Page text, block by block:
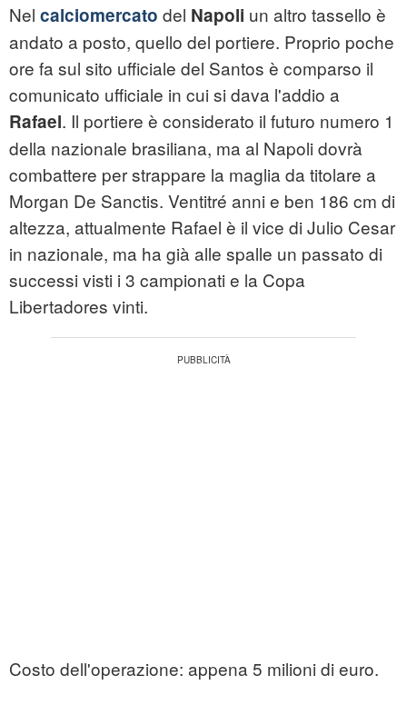
Nel calciomercato del Napoli un altro tassello è
andato a posto, quello del portiere. Proprio poche
ore fa sul sito ufficiale del Santos è comparso il
comunicato ufficiale in cui si dava l'addio a
Rafael. Il portiere è considerato il futuro numero 1
della nazionale brasiliana, ma al Napoli dovrà
combattere per strappare la maglia da titolare a
Morgan De Sanctis. Ventitré anni e ben 186 cm di
altezza, attualmente Rafael è il vice di Julio Cesar
in nazionale, ma ha già alle spalle un passato di
successi visti i 3 campionati e la Copa
Libertadores vinti.
Costo dell'operazione: appena 5 milioni di euro.